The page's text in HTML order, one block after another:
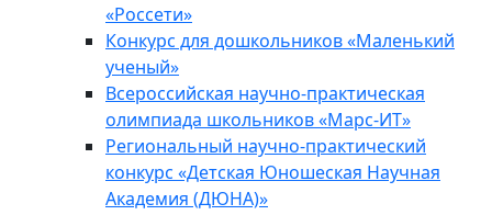
«Россети»
Конкурс для дошкольников «Маленький
ученый»
Всероссийская научно-практическая
олимпиада школьников «Марс-ИТ»
Региональный научно-практический
конкурс «Детская Юношеская Научная
Академия (ДЮНА)»